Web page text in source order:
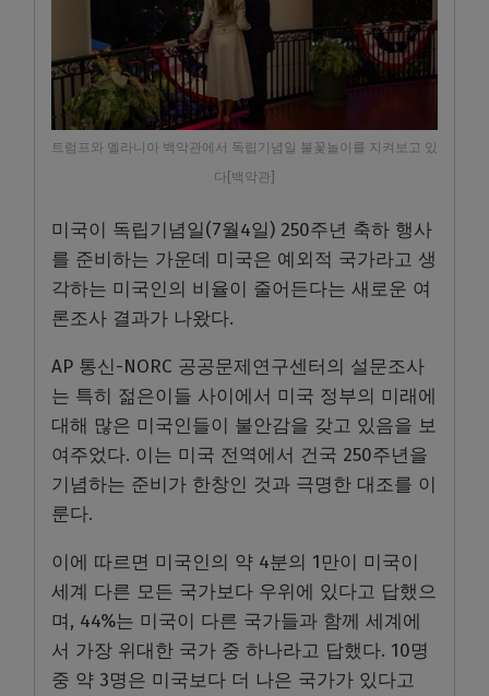
트럼프와 멜라니아 백악관에서 독립기념일 불꽃놀이를 지켜보고 있
다[백악관]
미국이 독립기념일(7월4일) 250주년 축하 행사
를 준비하는 가운데 미국은 예외적 국가라고 생
각하는 미국인의 비율이 줄어든다는 새로운 여
론조사 결과가 나왔다.
AP 통신-NORC 공공문제연구센터의 설문조사
는 특히 젊은이들 사이에서 미국 정부의 미래에
대해 많은 미국인들이 불안감을 갖고 있음을 보
여주었다. 이는 미국 전역에서 건국 250주년을
기념하는 준비가 한창인 것과 극명한 대조를 이
룬다.
이에 따르면 미국인의 약 4분의 1만이 미국이
세계 다른 모든 국가보다 우위에 있다고 답했으
며, 44%는 미국이 다른 국가들과 함께 세계에
서 가장 위대한 국가 중 하나라고 답했다. 10명
중 약 3명은 미국보다 더 나은 국가가 있다고